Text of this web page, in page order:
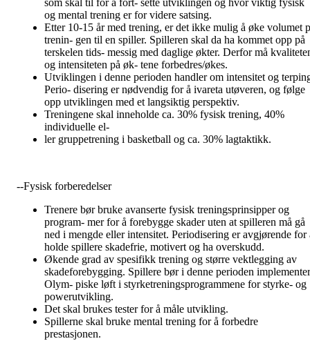
som skal til for å fort- sette utviklingen og hvor viktig fysisk
og mental trening er for videre satsing.
Etter 10-15 år med trening, er det ikke mulig å øke volumet
trenin- gen til en spiller. Spilleren skal da ha kommet opp på
terskelen tids- messig med daglige økter. Derfor må
og intensiteten på øk- tene forbedres/økes.
Utviklingen i denne perioden handler om intensitet og
Perio- disering er nødvendig for å ivareta utøveren, og følge
opp utviklingen med et langsiktig perspektiv.
Treningene skal inneholde ca. 30% fysisk trening, 40%
individuelle el-
ler gruppetrening i basketball og ca. 30% lagtaktikk.
--Fysisk forberedelser
Trenere bør bruke avanserte fysisk treningsprinsipper og
program- mer for å forebygge skader uten at spilleren må gå
ned i mengde eller intensitet. Periodisering er avgjørende for
holde spillere skadefrie, motivert og ha overskudd.
Økende grad av spesifikk trening og større vektlegging av
skadeforebygging. Spillere bør i denne perioden
Olym- piske løft i styrketreningsprogrammene for styrke- og
powerutvikling.
Det skal brukes tester for å måle utvikling.
Spillerne skal bruke mental trening for å forbedre
prestasjonen.